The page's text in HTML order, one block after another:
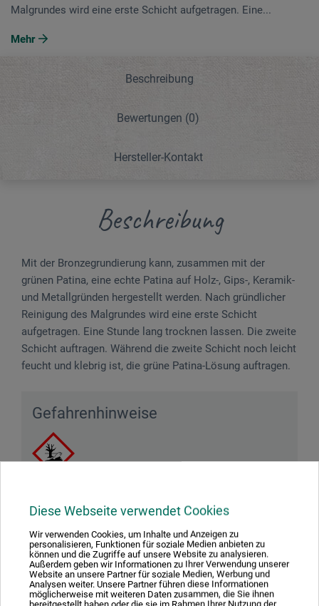
Diese Webseite verwendet Cookies
Wir verwenden Cookies, um Inhalte und Anzeigen zu
personalisieren, Funktionen für soziale Medien anbieten zu
können und die Zugriffe auf unsere Website zu analysieren.
Außerdem geben wir Informationen zu Ihrer Verwendung unserer
Website an unsere Partner für soziale Medien, Werbung und
Analysen weiter. Unsere Partner führen diese Informationen
möglicherweise mit weiteren Daten zusammen, die Sie ihnen
bereitgestellt haben oder die sie im Rahmen Ihrer Nutzung der
Malgrundes wird eine erste Schicht aufgetragen. Eine...
Mehr
Beschreibung
Bewertungen (0)
Hersteller-Kontakt
Beschreibung
Mit der Bronzegrundierung kann, zusammen mit der
grünen Patina, eine echte Patina auf Holz-, Gips-, Keramik-
und Metall­gründen hergestellt werden. Nach gründlicher
Reinigung des Malgrundes wird eine erste Schicht
aufgetragen. Eine Stunde lang trocknen lassen. Die zweite
Schicht auftragen. Während die zweite Schicht noch leicht
feucht und klebrig ist, die grüne Patina-Lösung auftragen.
Gefahrenhinweise
Hell: Achtung! Sehr giftig für Wasserorganismen.
Giftig für Wasserorganismen, mit langfristiger
Wirkung. Enthält 1,2-Benzisothiazol-3(2H)-one. Kann
allergische Reaktionen hervorrufen. Dunkel: Achtung!
Sehr giftig für Wasserorganismen. Schädlich für
Wasserorganismen, mit langfristiger Wirkung. Enthält